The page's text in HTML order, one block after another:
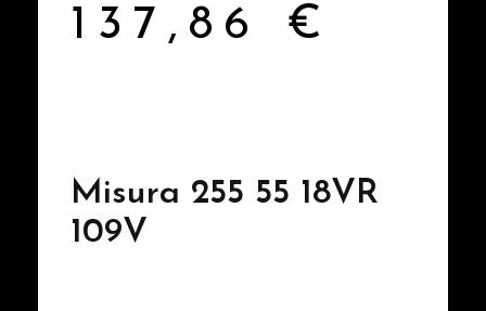
137,86 €
Misura 255 55 18VR
109V